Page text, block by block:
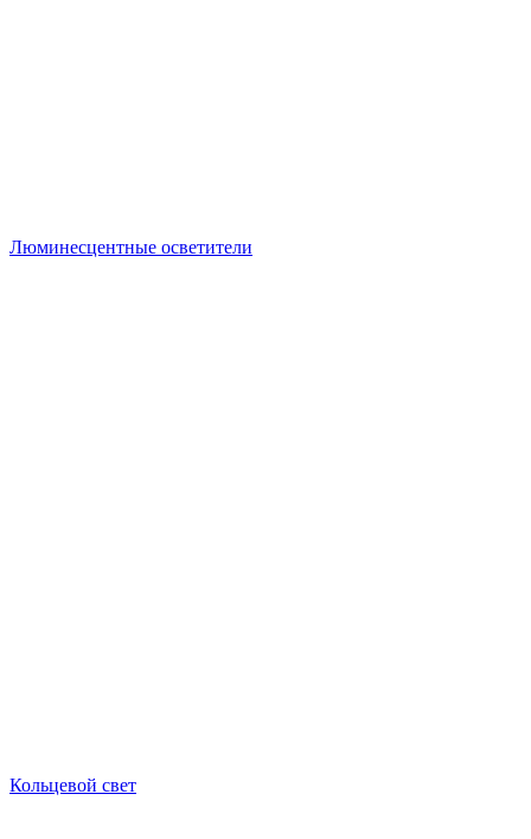
Люминесцентные осветители
Кольцевой свет